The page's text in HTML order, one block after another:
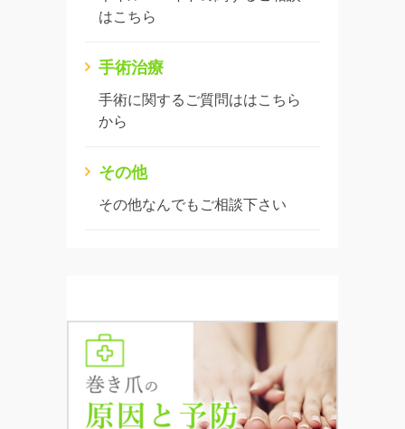
はこちら
手術治療
手術に関するご質問ははこちら
から
その他
その他なんでもご相談下さい